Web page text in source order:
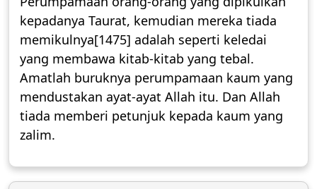
kepadanya Taurat, kemudian mereka tiada
memikulnya[1475] adalah seperti keledai
yang membawa kitab-kitab yang tebal.
Amatlah buruknya perumpamaan kaum yang
mendustakan ayat-ayat Allah itu. Dan Allah
tiada memberi petunjuk kepada kaum yang
zalim.